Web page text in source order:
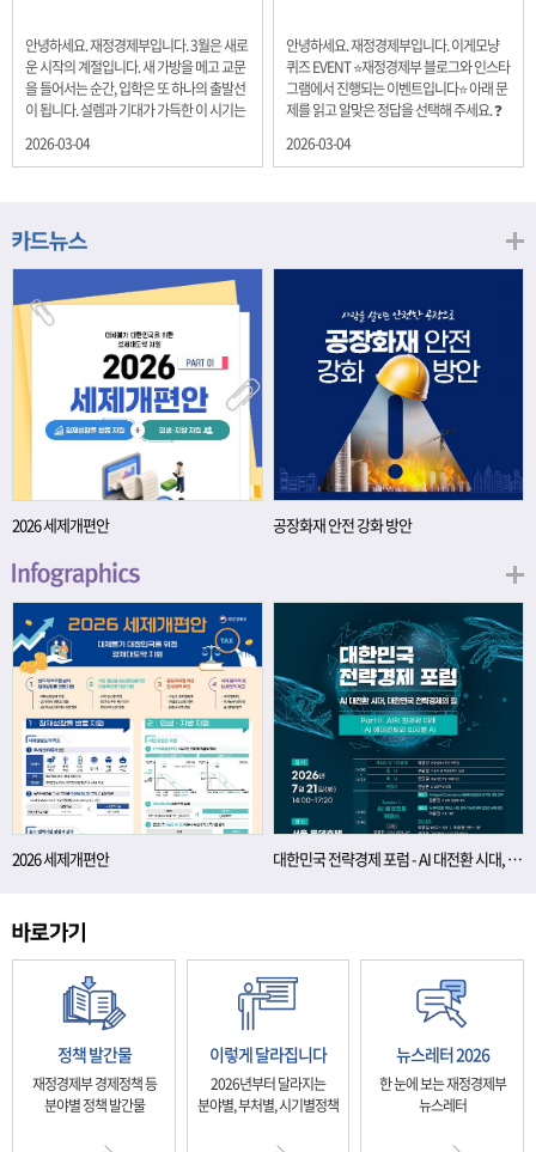
전달드립니다.
다.
안녕하세요. 재정경제부입니다. 3월은 새로
운 시작의 계절입니다. 새 가방을 메고 교문
을 들어서는 순간, 입학은 또 하나의 출발선
이 됩니다. 설렘과 기대가 가득한 이 시기는
래를 준비하는 첫 걸음이기도 합니다. 입학
니다. 배움이 쌓이는 시간, 인적자본 학교에
가는 과정입니다. 수업을 통해 배우는 전공
지식, 친구들과의 협업, 다양한 활동 속에서
얻는 문제 해결 경험은 모두 개인의 역량으
로 축적됩니다. 경제학에서는 이.......
2026-03-04
안녕하세요. 재정경제부입니다. 이게모냥
퀴즈 EVENT ⭐재정경제부 블로그와 인스타
그램에서 진행되는 이벤트입니다⭐ 아래 문
제를 읽고 알맞은 정답을 선택해 주세요. ❓
을 보이고 있는 개인투자용 국채를 3월에는
20년물 300억원입니다. 그렇다면 3월 개인
1,800억원 ④ 2,000억원 이벤트 안내 응모
기간: 2026년 3월 4일(수) ~ 3월 9일(월) 경
품: 커피쿠폰 (60명) 참여.......
2026-03-04
2026 세제개편안 공장화재 안전 강화 방안
2026 세제개편안 대한민국 전략경제 포럼 - AI 대전환 시대, 대한민국 전략경제의 길
정책 발간물
재정경제부 경제정책 등
분야별 정책 발간물
이렇게 달라집니다
2026년부터 달라지는
분야별, 부처별, 시기별정책
뉴스레터 2026
한 눈에 보는 재정경제부
뉴스레터